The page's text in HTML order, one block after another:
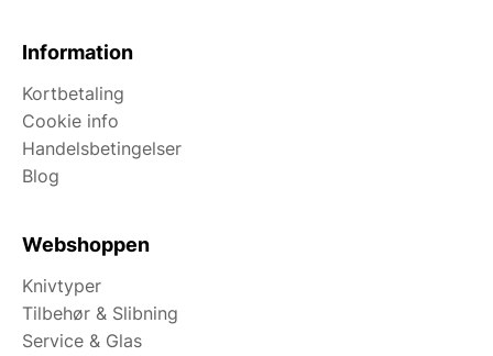
Information
Kortbetaling
Cookie info
Handelsbetingelser
Blog
Webshoppen
Knivtyper
Tilbehør & Slibning
Service & Glas